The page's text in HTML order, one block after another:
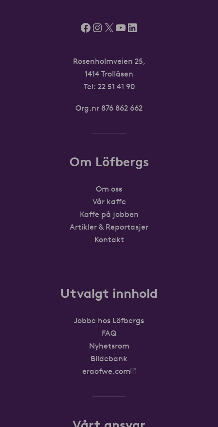
Facebook
Instagram
X YouTube
LinkedIn
Rosenholmveien 25,
1414 Trollåsen
Tel: 22 51 41 90
Org.nr 876 862 662
Om Löfbergs
Om oss
Vår kaffe
Kaffe på jobben
Artikler & Reportasjer
Kontakt
Utvalgt innhold
Jobbe hos Löfbergs
FAQ
Nyhetsrom
Bildebank
eraofwe.com